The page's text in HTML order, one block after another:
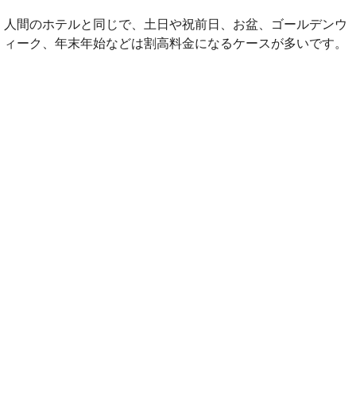
人間のホテルと同じで、土日や祝前日、お盆、ゴールデンウ
ィーク、年末年始などは割高料金になるケースが多いです。